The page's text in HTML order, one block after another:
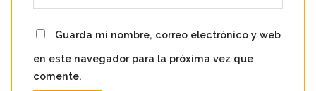
Guarda mi nombre, correo electrónico y web
en este navegador para la próxima vez que
comente.